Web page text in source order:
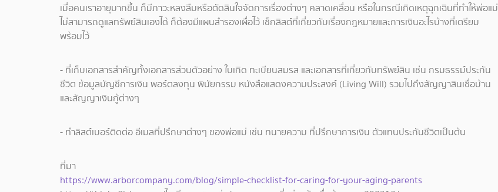
เมื่อคนเราอายุมากขึ้น ก็มีภาวะหลงลืมหรือตัดสินใจจัดการเรื่องต่างๆ คลาดเคลื่อน หรือในกรณีเกิดเหตุฉุกเฉินที่ทำให้พ่อแม่
ไม่สามารถดูแลทรัพย์สินเองได้ ก็ต้องมีแผนสำรองเผื่อไว้ เช็กลิสต์ที่เกี่ยวกับเรื่องกฎหมายและการเงินอะไรบ้างที่เตรียม
พร้อมไว้
- ที่เก็บเอกสารสำคัญทั้งเอกสารส่วนตัวอย่าง ใบเกิด ทะเบียนสมรส และเอกสารที่เกี่ยวกับทรัพย์สิน เช่น กรมธรรม์ประกัน
ชีวิต ข้อมูลบัญชีการเงิน พอร์ตลงทุน พินัยกรรม หนังสือแสดงความประสงค์ (Living Will) รวมไปถึงสัญญาสินเชื่อบ้าน
และสัญญาเงินกู้ต่างๆ
- ทำลิสต์เบอร์ติดต่อ อีเมลที่ปรึกษาต่างๆ ของพ่อแม่ เช่น ทนายความ ที่ปรึกษาการเงิน ตัวแทนประกันชีวิตเป็นต้น
ที่มา
https://www.arborcompany.com/blog/simple-checklist-for-caring-for-your-aging-parents